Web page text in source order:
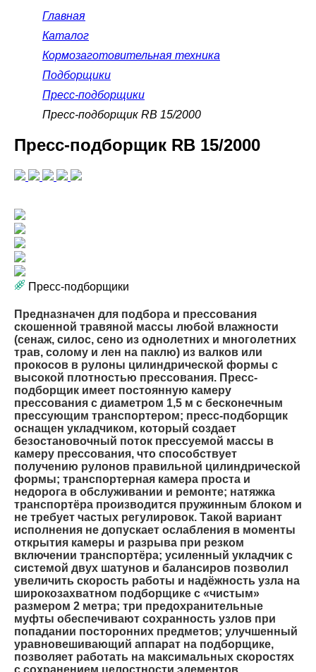
Главная
Каталог
Кормозаготовительная техника
Подборщики
Пресс-подборщики
Пресс-подборщик RB 15/2000
Пресс-подборщик RB 15/2000
Пресс-подборщики
Предназначен для подбора и прессования
скошенной травяной массы любой влажности
(сенаж, силос, сено из однолетних и многолетних
трав, солому и лен на паклю) из валков или
прокосов в рулоны цилиндрической формы с
высокой плотностью прессования. Пресс-
подборщик имеет постоянную камеру
прессования с диаметром 1,5 м с бесконечным
прессующим транспортером; пресс-подборщик
оснащен укладчиком, который создает
безостановочный поток прессуемой массы в
камеру прессования, что способствует
получению рулонов правильной цилиндрической
формы; транспортерная камера проста и
недорога в обслуживании и ремонте; натяжка
транспортёра производится пружинным блоком и
не требует частых регулировок. Такой вариант
исполнения не допускает ослабления в моменты
открытия камеры и разрыва при резком
включении транспортёра; усиленный укладчик с
системой двух шатунов и балансиров позволил
увеличить скорость работы и надёжность узла на
широкозахватном подборщике с «чистым»
размером 2 метра; три предохранительные
муфты обеспечивают сохранность узлов при
попадании посторонних предметов; улучшенный
уравновешивающий аппарат на подборщике,
позволяет работать на максимальных скоростях
с сохранением целостности элементов